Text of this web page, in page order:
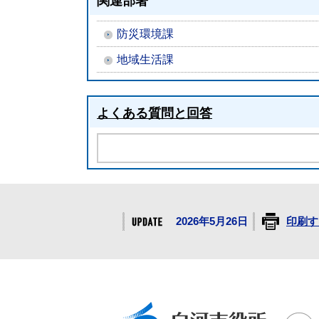
防災環境課
地域生活課
よくある質問と回答
2026年5月26日 印刷
白河市役